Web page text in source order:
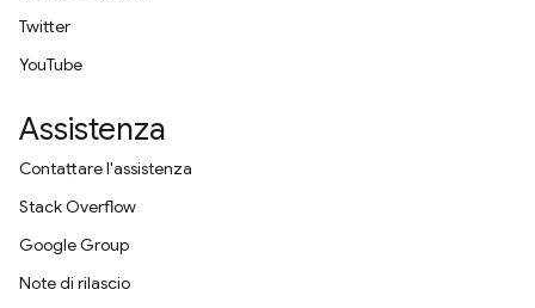
Twitter
YouTube
Assistenza
Contattare l'assistenza
Stack Overflow
Google Group
Note di rilascio